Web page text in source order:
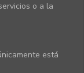
o a la
está